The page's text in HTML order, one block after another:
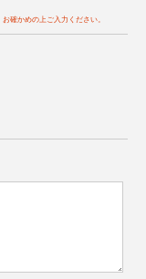
確かめの上ご入力ください。